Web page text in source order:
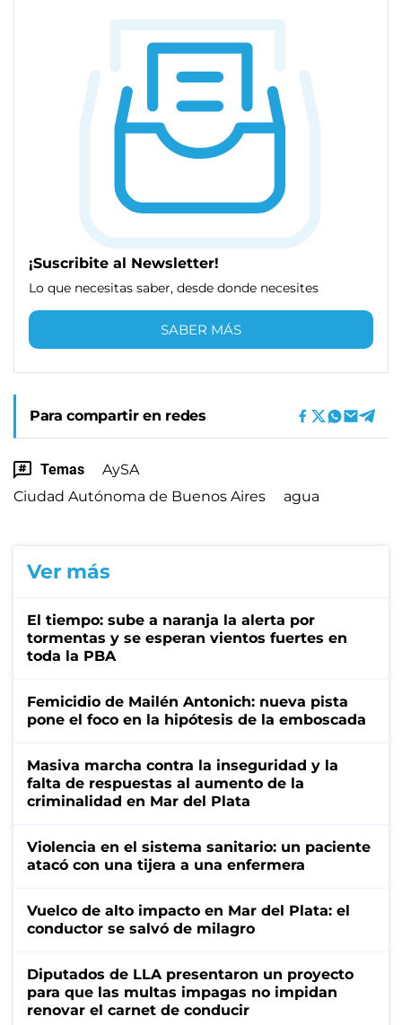
¡Suscribite al Newsletter!
Lo que necesitas saber, desde donde necesites
SABER MÁS
Para compartir en redes
Temas
AySA
Ciudad Autónoma de Buenos Aires
agua
Ver más
El tiempo: sube a naranja la alerta por
tormentas y se esperan vientos fuertes en
toda la PBA
Femicidio de Mailén Antonich: nueva pista
pone el foco en la hipótesis de la emboscada
Masiva marcha contra la inseguridad y la
falta de respuestas al aumento de la
criminalidad en Mar del Plata
Violencia en el sistema sanitario: un paciente
atacó con una tijera a una enfermera
Vuelco de alto impacto en Mar del Plata: el
conductor se salvó de milagro
Diputados de LLA presentaron un proyecto
para que las multas impagas no impidan
renovar el carnet de conducir